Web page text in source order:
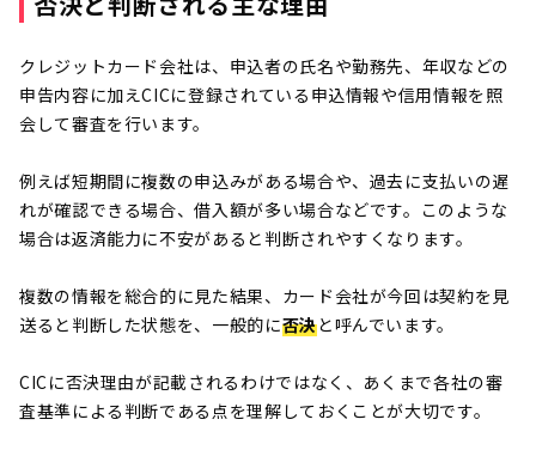
クレジットカード会社は、申込者の氏名や勤務先、年収などの
申告内容に加えCICに登録されている申込情報や信用情報を照
会して審査を行います。
例えば短期間に複数の申込みがある場合や、過去に支払いの遅
れが確認できる場合、借入額が多い場合などです。このような
場合は返済能力に不安があると判断されやすくなります。
複数の情報を総合的に見た結果、カード会社が今回は契約を見
送ると判断した状態を、一般的に否決と呼んでいます。
CICに否決理由が記載されるわけではなく、あくまで各社の審
査基準による判断である点を理解しておくことが大切です。